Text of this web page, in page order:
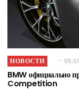
НОВОСТИ
BMW официально
Competition